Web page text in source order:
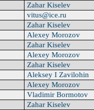
Zahar Kiselev
vitus@ice.ru
Zahar Kiselev
Alexey Morozov
Zahar Kiselev
Alexey Morozov
Zahar Kiselev
Aleksey I Zavilohin
Alexey Morozov
Vladimir Bormotov
Zahar Kiselev